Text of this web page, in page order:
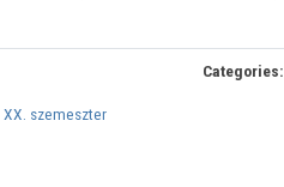
Categories:
XX. szemeszter